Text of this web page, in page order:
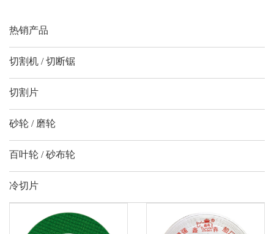
热销产品
切割机 / 切断锯
切割片
砂轮 / 磨轮
百叶轮 / 砂布轮
冷切片